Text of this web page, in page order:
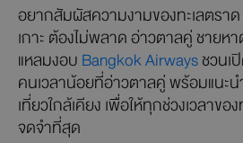
อยากสัมผัสความงามของทะเลตราด
เกาะ ต้องไม่พลาด อ่าวตาลคู่ ชายหา
แหลมงอบBangkok Airwaysชวนเ
คนเวลาน้อยที่อ่าวตาลคู่ พร้อมแนะ
เที่ยวใกล้เคียง เพื่อให้ทุกช่วงเวลาข
จดจำที่สุด